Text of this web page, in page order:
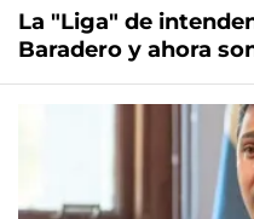
La "Liga" de
Baradero y ahora